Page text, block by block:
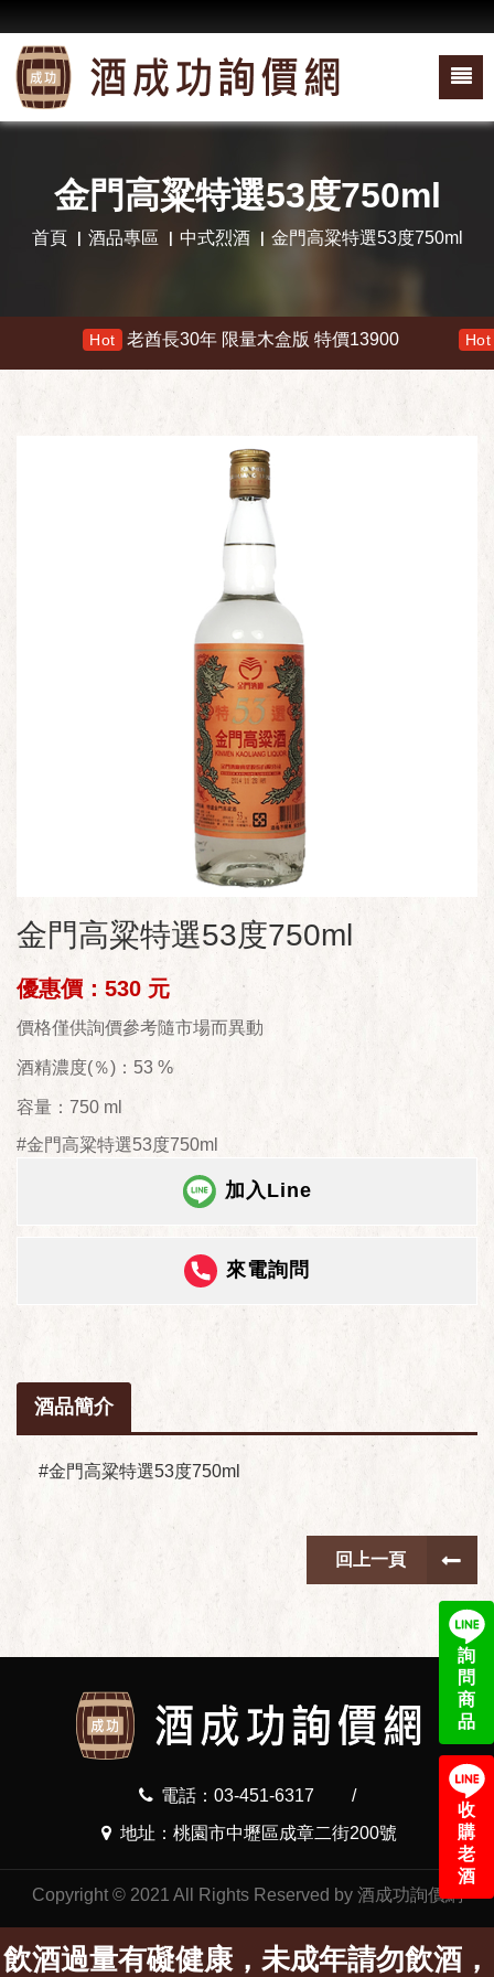
詢
問
商
品
收
購
老
酒
金門高粱特選53度750ml
首頁 酒品專區 中式烈酒 金門高粱特選53度750ml
Hot 老酋長30年 限量木盒版 特價13900 Hot
金門高粱特選53度750ml
優惠價：530 元
價格僅供詢價參考隨市場而異動
酒精濃度(％)：53 %
容量：750 ml
#金門高粱特選53度750ml
加入Line
來電詢問
酒品簡介
#金門高粱特選53度750ml
回上一頁
電話：03-451-6317
/
地址：桃園市中壢區成章二街200號
Copyright © 2021 All Rights Reserved by 酒成功詢價網
飲酒過量有礙健康，未成年請勿飲酒，